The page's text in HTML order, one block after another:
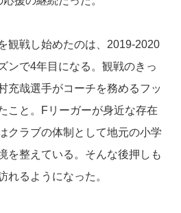
観戦し始めたのは、2019-2020
ンで4年目になる。観戦のきっ
充哉選手がコーチを務めるフッ
こと。Fリーガーが身近な存在
クラブの体制として地元の小学
を整えている。そんな後押しも
れるようになった。